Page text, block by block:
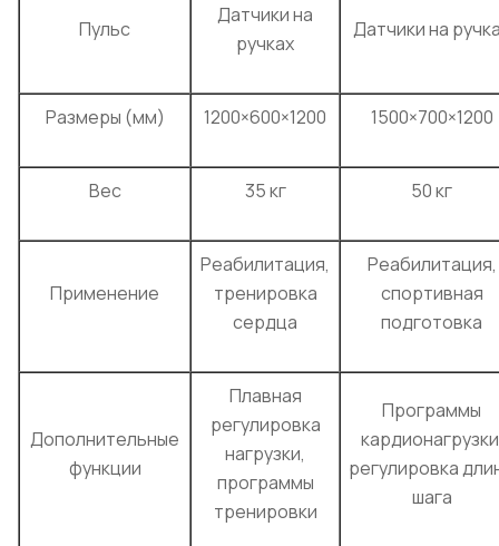
Пульс
Датчики на
ручках
Датчики на
Размеры (мм) 1200×600×1200 1500×700×1200
Вес 35 кг 50 кг
Применение
Реабилитация,
тренировка
сердца
Реабилитация,
спортивная
подготовка
Дополнительные
функции
Плавная
регулировка
нагрузки,
программы
тренировки
Программы
регулировка
шага